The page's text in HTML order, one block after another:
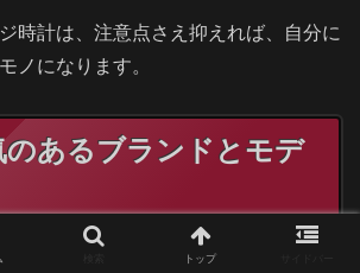
時計は、注意点さえ抑えれば、自分に
ノになります。
のあるブランドとモデ
トップ